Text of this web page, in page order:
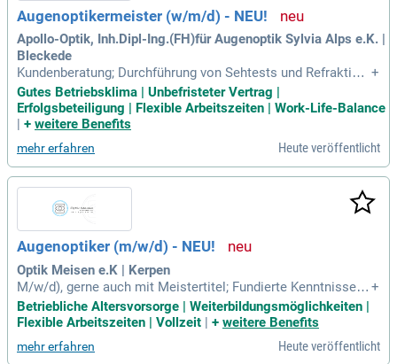
Augenoptikermeister (w/m/d) - NEU!
Apollo-Optik, Inh.Dipl-Ing.(FH)für Augenoptik Sylvia Alps e.K. |
Bleckede
Kundenberatung; Durchführung von Sehtests und Refraktion
en; Anpassung von Brillen und Kontaktlinsen; Sicherstellung
unserer hohen Qualitätsstandards; Aktive Mitgestaltung ein
es positiven und kollegialen Arbeitsumfelds; Abgeschlosse
+
Gutes Betriebsklima | Unbefristeter Vertrag |
Erfolgsbeteiligung | Flexible Arbeitszeiten | Work-Life-Balance
+ weitere Benefits
mehr erfahren Heute veröffentlicht
Augenoptiker (m/w/d) - NEU!
Optik Meisen e.K | Kerpen
M/w/d), gerne auch mit Meistertitel; Fundierte Kenntnisse in
Refraktion und Kontaktlinsenanpassung; Handwerkliches G
eschick und Freude an der Werkstattarbeit; Ausgeprägte Ku
t und eine selbstständige
+
Betriebliche Altersvorsorge | Weiterbildungsmöglichkeiten |
Flexible Arbeitszeiten | Vollzeit | + weitere Benefits
mehr erfahren Heute veröffentlicht